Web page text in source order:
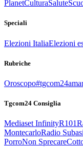
PlanetCulturaSalute
Speciali
Elezioni ItaliaElezioni
Rubriche
Oroscopo
Tgcom24 Consiglia
Mediaset InfinityR101
MontecarloRadio
PorroNon Sprecare